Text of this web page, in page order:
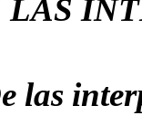
las